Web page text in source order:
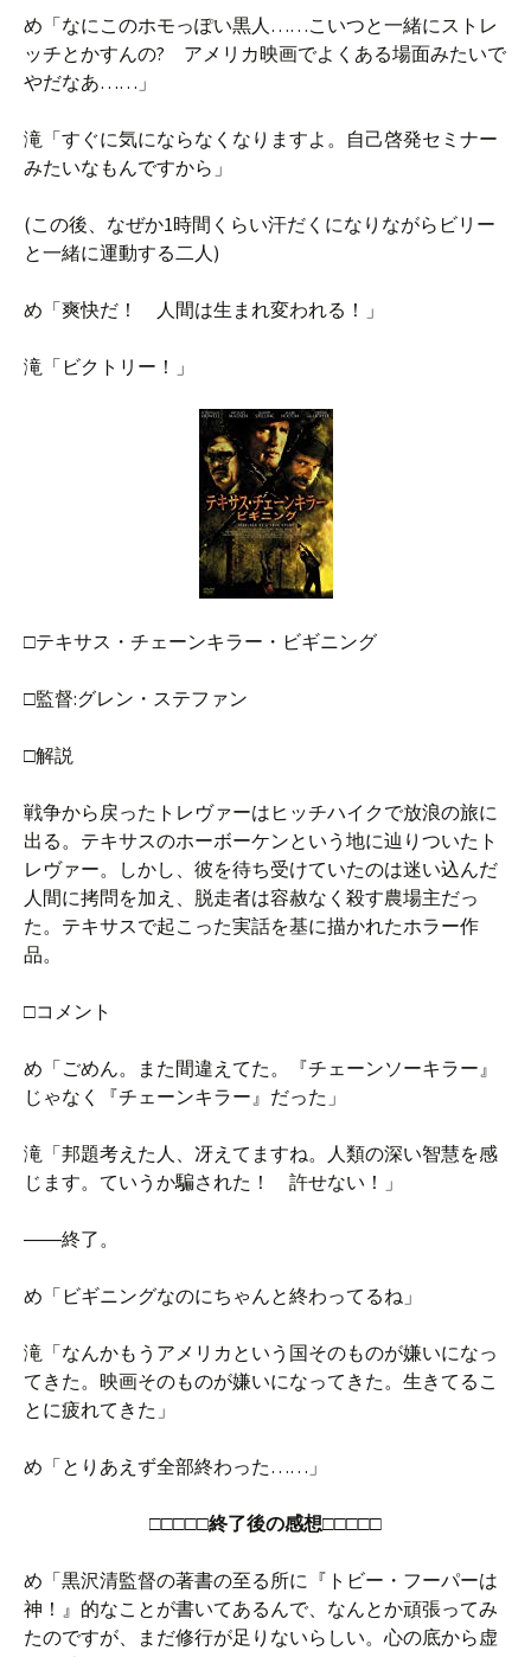
め「なにこのホモっぽい黒人……こいつと一緒にストレ
ッチとかすんの? アメリカ映画でよくある場面みたいで
やだなあ……」
滝「すぐに気にならなくなりますよ。自己啓発セミナー
みたいなもんですから」
(この後、なぜか1時間くらい汗だくになりながらビリー
と一緒に運動する二人)
め「爽快だ！ 人間は生まれ変われる！」
滝「ビクトリー！」
□テキサス・チェーンキラー・ビギニング
□監督:グレン・ステファン
□解説
戦争から戻ったトレヴァーはヒッチハイクで放浪の旅に
出る。テキサスのホーボーケンという地に辿りついたト
レヴァー。しかし、彼を待ち受けていたのは迷い込んだ
人間に拷問を加え、脱走者は容赦なく殺す農場主だっ
た。テキサスで起こった実話を基に描かれたホラー作
品。
□コメント
め「ごめん。また間違えてた。『チェーンソーキラー』
じゃなく『チェーンキラー』だった」
滝「邦題考えた人、冴えてますね。人類の深い智慧を感
じます。ていうか騙された！ 許せない！」
――終了。
め「ビギニングなのにちゃんと終わってるね」
滝「なんかもうアメリカという国そのものが嫌いになっ
てきた。映画そのものが嫌いになってきた。生きてるこ
とに疲れてきた」
め「とりあえず全部終わった……」
□□□□□終了後の感想□□□□□
め「黒沢清監督の著書の至る所に『トビー・フーパーは
神！』的なことが書いてあるんで、なんとか頑張ってみ
たのですが、まだ修行が足りないらしい。心の底から虚